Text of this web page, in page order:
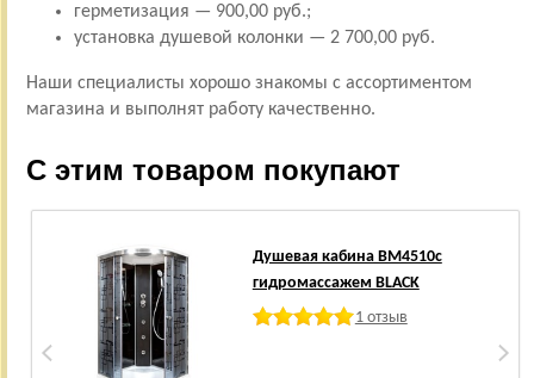
герметизация — 900,00 руб.;
установка душевой колонки — 2 700,00 руб.
Наши специалисты хорошо знакомы с ассортиментом
магазина и выполнят работу качественно.
С этим товаром покупают
Душевая кабина BM4510с
гидромассажем BLACK
1 отзыв